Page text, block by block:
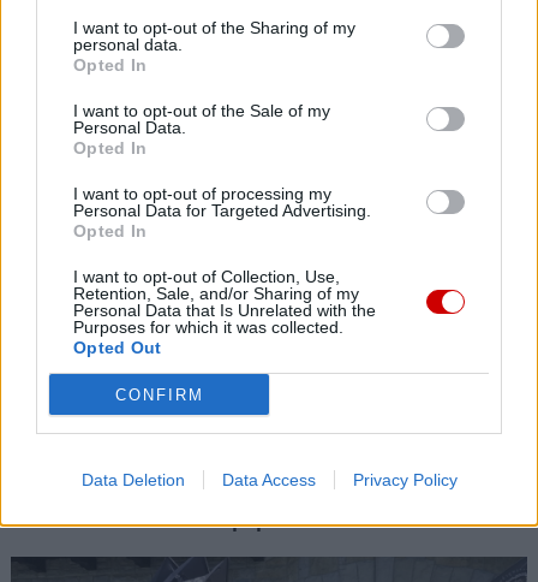
I want to opt-out of the Sharing of my
personal data.
Opted In
I want to opt-out of the Sale of my
Personal Data.
Opted In
I want to opt-out of processing my
Personal Data for Targeted Advertising.
Opted In
I want to opt-out of Collection, Use,
Retention, Sale, and/or Sharing of my
Personal Data that Is Unrelated with the
Purposes for which it was collected.
Opted Out
CONFIRM
Data Deletion Data Access Privacy Policy
Przewodniczący KEP na temat przygotowań do wizyty
papieża